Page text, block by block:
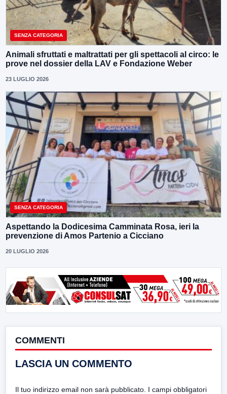
SENZA CATEGORIA
Animali sfruttati e maltrattati per gli spettacoli al circo: le
prove nel dossier della LAV e Fondazione Weber
23 LUGLIO 2026
SENZA CATEGORIA
Aspettando la Dodicesima Camminata Rosa, ieri la
prevenzione di Amos Partenio a Cicciano
20 LUGLIO 2026
COMMENTI
LASCIA UN COMMENTO
Il tuo indirizzo email non sarà pubblicato. I campi obbligatori